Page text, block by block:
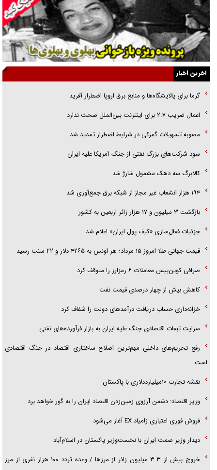
راهبرد غافلگیری با نسل جدید پهپاد‌ها
جنجال پزشکان تقلبی در صنعت زیبایی
یهودی‌ها در ادبیات داستانی اروپا؛ از شکسپیر تا دیکنز
گفت‌وگو با خواهر یکی از شهدای جنگ رمضان/ خواهرم فرمانده جهادی و
اهل خدمت بی‌منت بود
آخرین اخبار
گرما برای پالایشگاه‌ها و منابع برق اروپا اضطرار آفرید
اعمال ضریب ۲.۷ برای اینترنت بین‌الملل صحت ندارد
مصوبه تسهیلات گمرکی در شرایط اضطرار تمدید شد
سود شرکت‌های بزرگ نفتی از جنگ آمریکا علیه ایران
کالابرگ سه دهک مشمول شارژ شد
۱۹۴ هزار انشعاب غیر مجاز از شبکه برق جمع‌آوری شد
بازگشت ۳ میلیون و ۱۷ هزار زائر اربعین به کشور
جزئیات فعال‌سازی «کیف پول ایران» اعلام شد
قیمت جهانی طلا امروز ۱۵ مرداد؛ هر اونس به ۴۲۶۵ دلار و ۲۲ سنت رسید
صرافی کوین‌بیس معاملات ۶ رمزارز را متوقف کرد
کاهش بیش از چهار درصدی قیمت نفت
خزانه‌داری حساب دریافت درآمد‌های دولت را شفاف کرد
سرایت تبعات اقتصادی جنگ علیه ایران به بازار فرآورده‌های نفتی
رفع تحریم‌های داخلی مهم‌ترین اصلاح ساختاری اقتصاد در جنگ اقتصادی
است
نقشه تجارت ۱۰میلیارددلاری با پاکستان
وزیر اقتصاد: دشمن آرزوی زمین‌زدن اقتصاد ایران را به گور خواهد برد
فروش فوری اعتباری زامیاد EX آغاز می‌شود
دیدار وزیر صمت ایران با نخست‌وزیر پاکستان در اسلام‌آباد
خروج بیش از ۳.۳ میلیون زائر از مرز‌ها / وعده تردد ۱۰۰ هزار نفری از مرز